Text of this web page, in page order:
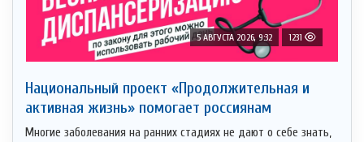
5 АВГУСТА 2026, 9:32 1231
Национальный проект «Продолжительная и
активная жизнь» помогает россиянам
Многие заболевания на ранних стадиях не дают о себе знать,